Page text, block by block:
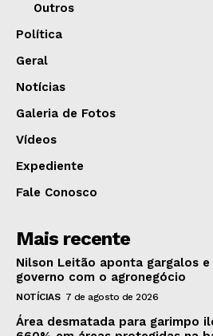
Outros
Política
Geral
Notícias
Galeria de Fotos
Vídeos
Expediente
Fale Conosco
Mais recente
Nilson Leitão aponta gargalos
governo com o agronegócio
NOTÍCIAS 7 de agosto de 2026
Área desmatada para garimpo